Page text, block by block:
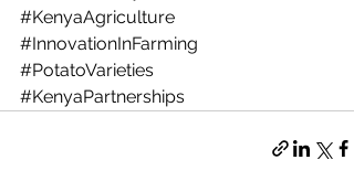
#KenyaAgriculture
#InnovationInFarming
#PotatoVarieties
#KenyaPartnerships